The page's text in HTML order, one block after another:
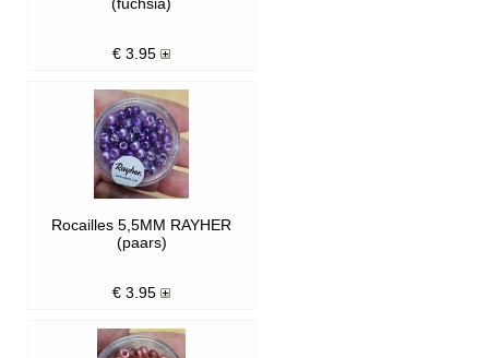
€ 3.95
Rocailles 5,5MM RAYHER
(paars)
€ 3.95